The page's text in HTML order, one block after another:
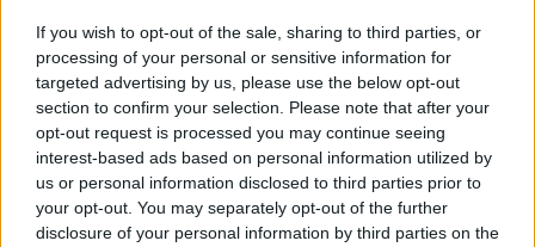
If you wish to opt-out of the sale, sharing to third parties, or
processing of your personal or sensitive information for
targeted advertising by us, please use the below opt-out
section to confirm your selection. Please note that after your
opt-out request is processed you may continue seeing
interest-based ads based on personal information utilized by
us or personal information disclosed to third parties prior to
your opt-out. You may separately opt-out of the further
disclosure of your personal information by third parties on the
galvosi, tai tave paveiks, jei eisi į rungtynes su
energija ir darysi savo darbą – tos mažos
detalės, prie kurių turi priprasti, tiek labai
tavęs nepaveiks.
Taip, danga yra kitokia, bet tiesa yra tokia,